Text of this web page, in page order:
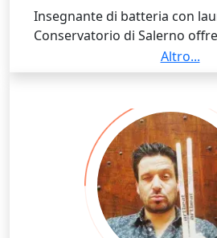
Insegnante di batteria con
Conservatorio di Salerno
presenza. Le lezioni sono
studenti di livello avanzato,
comprendono tecnica,
brani da programma o a
Altro...